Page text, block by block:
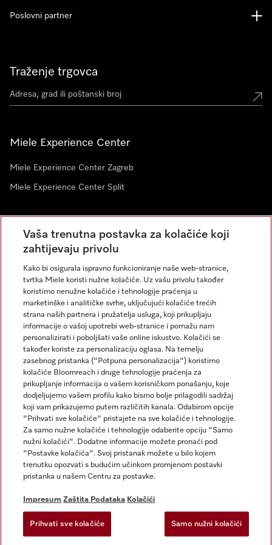
Traženje trgovca
Miele Experience Center
Miele Experience Center Zagreb
Miele Experience Center Split
Newsletter
Poslovni partner
Impresum
Opći uvjeti
Zaštita podataka
Uvjeti Korištenja
Izjava o pristupačnosti
Zakon o digitalnim uslugama
Postavke kolačića
Miele na Instagramu
Miele na Facebooku
Vaša trenutna postavka za kolačiće koji
zahtijevaju privolu
Kako bi osigurala ispravno funkcioniranje naše web-stranice,
tvrtka Miele koristi nužne kolačiće. Uz vašu privolu također
koristimo nenužne kolačiće i tehnologije praćenja u
marketinške i analitičke svrhe, uključujući kolačiće trećih
strana naših partnera i pružatelja usluga, koji prikupljaju
informacije o vašoj upotrebi web-stranice i pomažu nam
personalizirati i poboljšati vaše online iskustvo. Kolačići se
također koriste za personalizaciju oglasa. Na temelju
zasebnog pristanka ("Potpuna personalizacija") koristimo
kolačiće Bloomreach i druge tehnologije praćenja za
prikupljanje informacija o vašem korisničkom ponašanju, koje
dodjeljujemo vašem profilu kako bismo bolje prilagodili sadržaj
koji vam prikazujemo putem različitih kanala. Odabirom opcije
"Prihvati sve kolačiće" pristajete na sve kolačiće i tehnologije.
Za samo nužne kolačiće i tehnologije odaberite opciju "Samo
nužni kolačići". Dodatne informacije možete pronaći pod
"Postavke kolačića". Svoj pristanak možete u bilo kojem
trenutku opozvati s budućim učinkom promjenom postavki
pristanka u našem Centru za postavke.
Impresum Zaštita Podataka Kolačići
Prihvati sve kolačiće Samo nužni kolačići